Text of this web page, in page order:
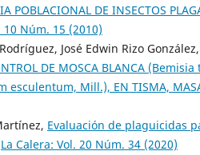
DE INSECTOS
10 Núm. 15 (2010)
José Edwin Rizo González,
DE MOSCA BLANCA
esculentum, Mill.), EN TISMA,
Evaluación de plaguicidas
La Calera: Vol. 20 Núm. 34 (2020)